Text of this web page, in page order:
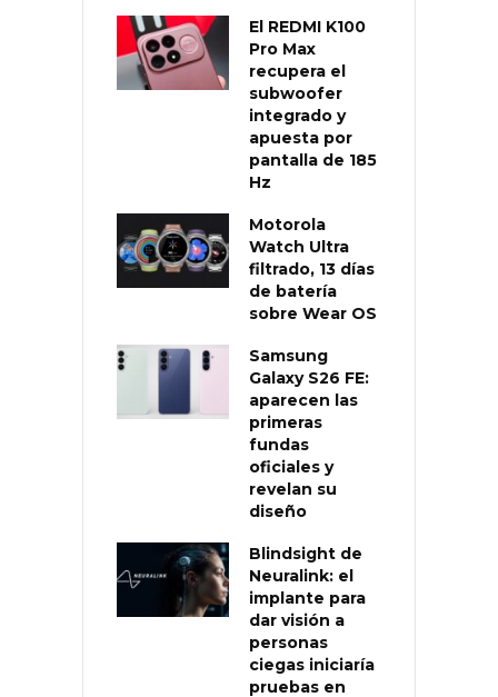
El REDMI K100
Pro Max
recupera el
subwoofer
integrado y
apuesta por
pantalla de 185
Hz
Motorola
Watch Ultra
filtrado, 13 días
de batería
sobre Wear OS
Samsung
Galaxy S26 FE:
aparecen las
primeras
fundas
oficiales y
revelan su
diseño
Blindsight de
Neuralink: el
implante para
dar visión a
personas
ciegas iniciaría
pruebas en